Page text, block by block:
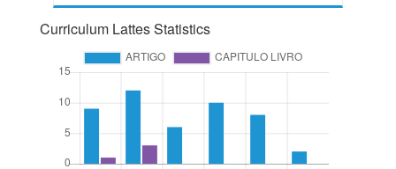
Curriculum Lattes Statistics